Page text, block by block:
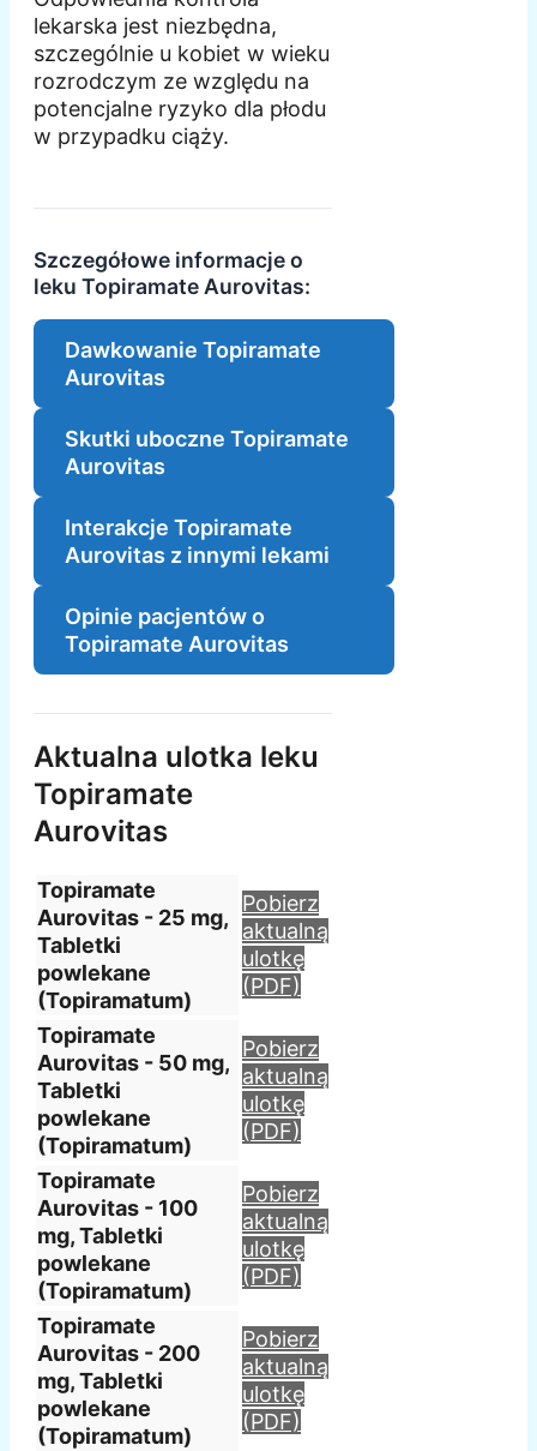
lekarska jest niezbędna,
szczególnie u kobiet w wieku
rozrodczym ze względu na
potencjalne ryzyko dla płodu
w przypadku ciąży.
Szczegółowe informacje o
leku Topiramate Aurovitas:
Dawkowanie Topiramate
Aurovitas
Skutki uboczne Topiramate
Aurovitas
Interakcje Topiramate
Aurovitas z innymi lekami
Opinie pacjentów o
Topiramate Aurovitas
Aktualna ulotka leku
Topiramate
Aurovitas
Topiramate
Aurovitas - 25 mg,
Tabletki
powlekane
(Topiramatum)
Pobierz
aktualną
ulotkę
(PDF)
Topiramate
Aurovitas - 50 mg,
Tabletki
powlekane
(Topiramatum)
Pobierz
aktualną
ulotkę
(PDF)
Topiramate
Aurovitas - 100
mg, Tabletki
powlekane
(Topiramatum)
Pobierz
aktualną
ulotkę
(PDF)
Topiramate
Aurovitas - 200
mg, Tabletki
powlekane
(Topiramatum)
Pobierz
aktualną
ulotkę
(PDF)